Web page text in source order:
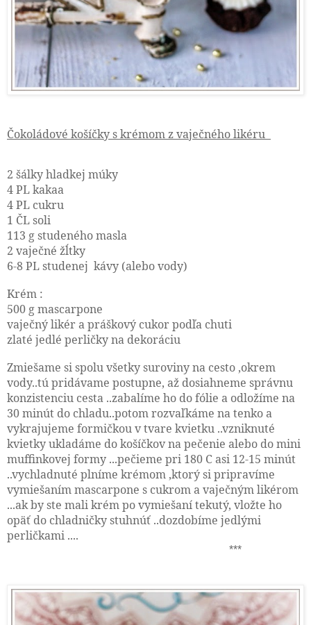
Čokoládové košíčky s krémom z vaječného likéru
2 šálky hladkej múky
4 PL kakaa
4 PL cukru
1 ČL soli
113 g studeného masla
2 vaječné žĺtky
6-8 PL studenej kávy (alebo vody)
Krém :
500 g mascarpone
vaječný likér a práškový cukor podľa chuti
zlaté jedlé perličky na dekoráciu
Zmiešame si spolu všetky suroviny na cesto ,okrem
vody..tú pridávame postupne, až dosiahneme správnu
konzistenciu cesta ..zabalíme ho do fólie a odložíme na
30 minút do chladu..potom rozvaľkáme na tenko a
vykrajujeme formičkou v tvare kvietku ..vzniknuté
kvietky ukladáme do košíčkov na pečenie alebo do mini
muffinkovej formy ...pečieme pri 180 C asi 12-15 minút
..vychladnuté plníme krémom ,ktorý si pripravíme
vymiešaním mascarpone s cukrom a vaječným likérom
...ak by ste mali krém po vymiešaní tekutý, vložte ho
opäť do chladničky stuhnúť ..dozdobíme jedlými
perličkami ....
***